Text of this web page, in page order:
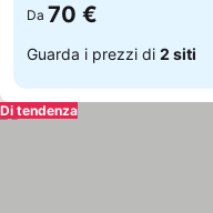
Da 70 €
Guarda i prezzi di 2 siti
Di tendenza